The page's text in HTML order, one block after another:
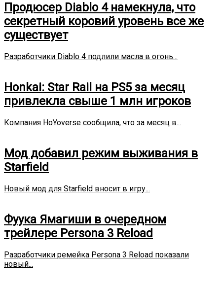
Продюсер Diablo 4 намекнула, что
секретный коровий уровень все же
существует
Разработчики Diablo 4 подлили масла в огонь...
Honkai: Star Rail на PS5 за месяц
привлекла свыше 1 млн игроков
Компания HoYoverse сообщила, что за месяц в...
Мод добавил режим выживания в
Starfield
Новый мод для Starfield вносит в игру...
Фуука Ямагиши в очередном
трейлере Persona 3 Reload
Разработчики ремейка Persona 3 Reload показали
новый...